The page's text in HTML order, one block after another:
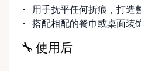
用手抚平任何折痕，打造
搭配相配的餐巾或桌面装
🔧 使用后